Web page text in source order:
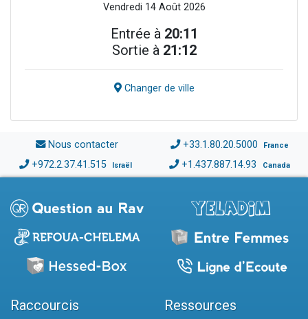
Vendredi 14 Août 2026
Entrée à 20:11
Sortie à 21:12
Changer de ville
Nous contacter +33.1.80.20.5000 France
+972.2.37.41.515 Israël +1.437.887.14.93 Canada
Raccourcis Ressources